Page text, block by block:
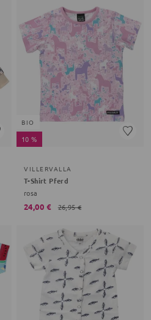
BIO
10 %
VILLERVALLA
T-Shirt Pferd
rosa
24,00 € 26,95 €